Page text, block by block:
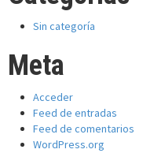
Sin categoría
Meta
Acceder
Feed de entradas
Feed de comentarios
WordPress.org